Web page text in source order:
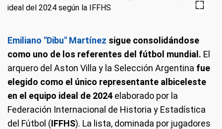
Emiliano "Dibu" Martínez sigue consolidándose
como uno de los referentes del fútbol mundial. El
arquero del Aston Villa y la Selección Argentina fue
elegido como el único representante albiceleste
en el equipo ideal de 2024 elaborado por la
Federación Internacional de Historia y Estadística
del Fútbol (IFFHS). La lista, dominada por jugadores